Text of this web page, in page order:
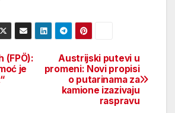
Austrijski putevi u
promeni: Novi propisi
o putarinama za
kamione izazivaju
raspravu
(FPÖ):
je